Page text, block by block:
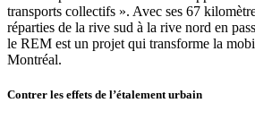
transports collectifs ». Avec ses 67
réparties de la rive sud à la rive nord en
le REM est un projet qui transforme la
Montréal.
Contrer les effets de l’étalement urbain